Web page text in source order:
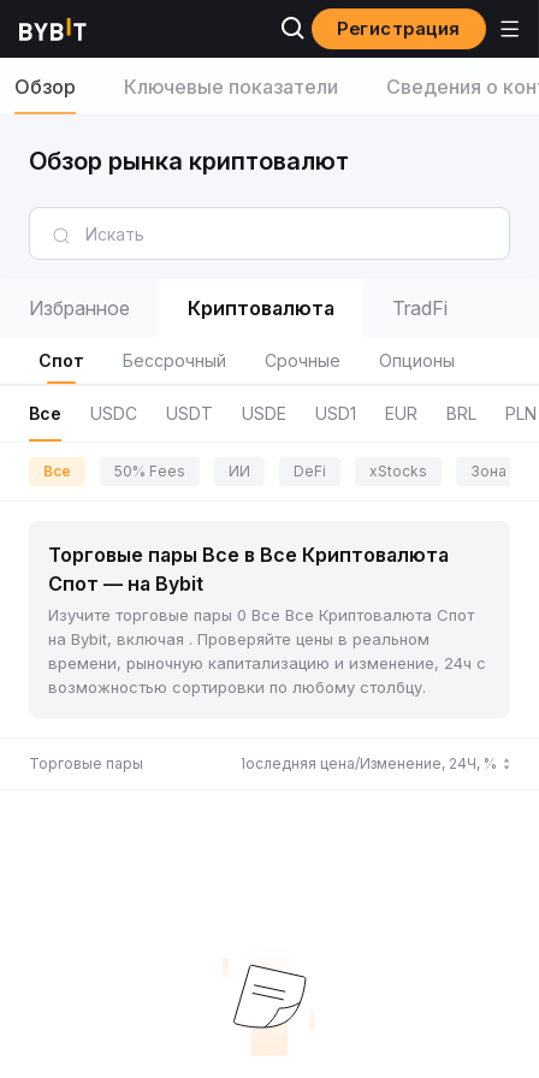
Регистрация
Обзор Ключевые показатели Сведения о
Обзор рынка криптовалют
Избранное Криптовалюта TradFi
Спот Бессрочный Срочные Опционы
Все USDC USDT USDE USD1 EUR BRL PLN
Все 50% Fees ИИ DeFi xStocks Зона
Торговые пары Все в Все Криптовалюта
Спот — на Bybit
Изучите торговые пары 0 Все Все Криптовалюта Спот
на Bybit, включая . Проверяйте цены в реальном
времени, рыночную капитализацию и изменение, 24ч с
возможностью сортировки по любому столбцу.
Торговые пары Последняя цена/Изменение, 24Ч, %